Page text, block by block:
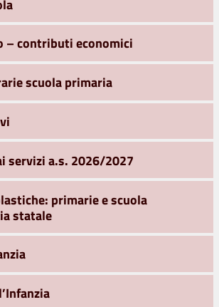
– contributi economici
scuola primaria
servizi a.s. 2026/2027
primarie e scuola
statale